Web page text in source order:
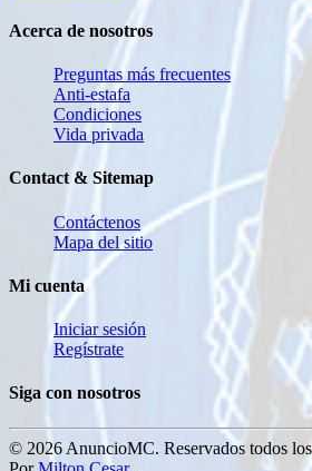
Acerca de nosotros
Preguntas más frecuentes
Anti-estafa
Condiciones
Vida privada
Contact & Sitemap
Contáctenos
Mapa del sitio
Mi cuenta
Iniciar sesión
Regístrate
Siga con nosotros
© 2026 AnuncioMC. Reservados todos